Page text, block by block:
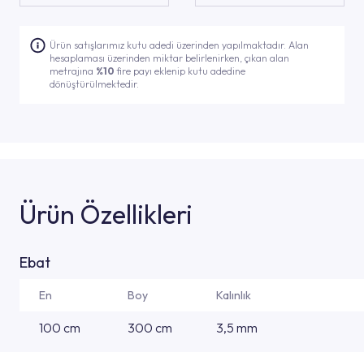
Ürün satışlarımız kutu adedi üzerinden yapılmaktadır. Alan
hesaplaması üzerinden miktar belirlenirken, çıkan alan
metrajına %10fire payı eklenip kutu adedine
dönüştürülmektedir.
Ürün Özellikleri
Ebat
En Boy Kalınlık
100 cm 300 cm 3,5 mm